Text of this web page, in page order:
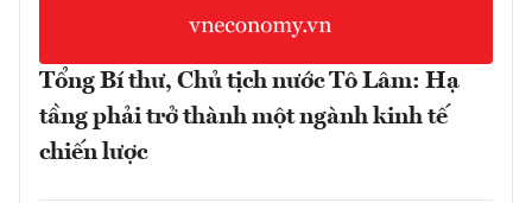
Tổng Bí thư, Chủ tịch nước Tô Lâm: Hạ
tầng phải trở thành một ngành kinh tế
chiến lược